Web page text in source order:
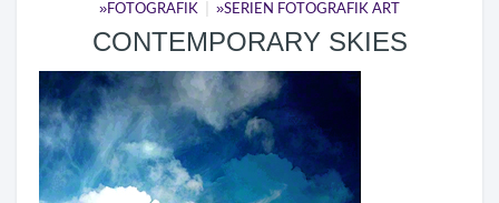
FOTOGRAFIK SERIEN FOTOGRAFIK ART
CONTEMPORARY SKIES